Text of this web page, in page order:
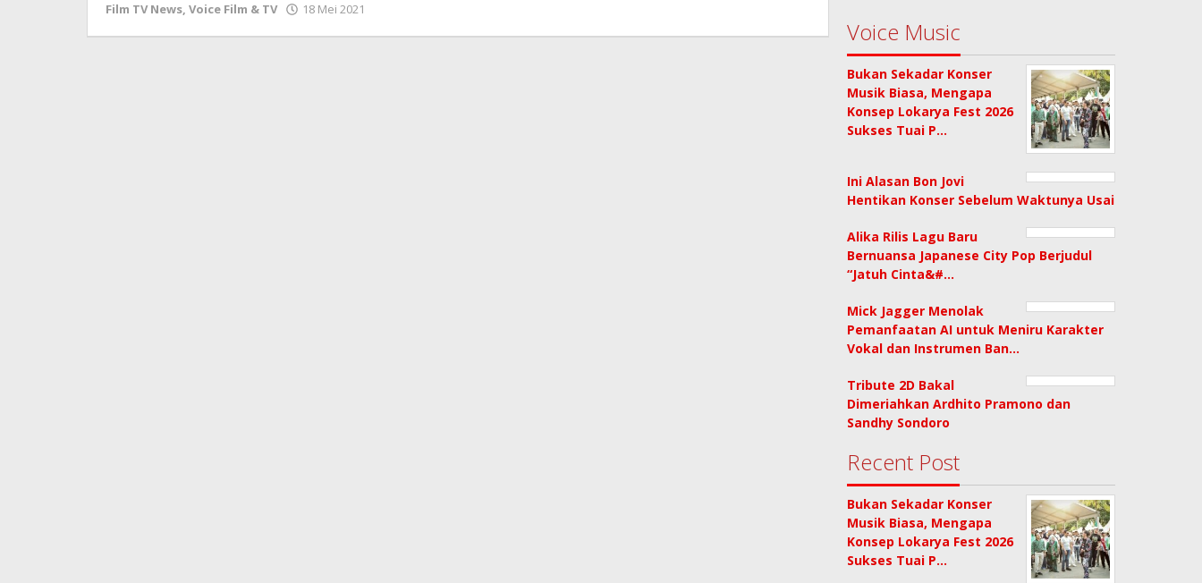
Film TV News, Voice Film & TV 18 Mei 2021
Voice Music
Bukan Sekadar Konser
Musik Biasa, Mengapa
Konsep Lokarya Fest 2026
Sukses Tuai P…
Ini Alasan Bon Jovi
Hentikan Konser Sebelum Waktunya Usai
Alika Rilis Lagu Baru
Bernuansa Japanese City Pop Berjudul
“Jatuh Cinta&#…
Mick Jagger Menolak
Pemanfaatan AI untuk Meniru Karakter
Vokal dan Instrumen Ban…
Tribute 2D Bakal
Dimeriahkan Ardhito Pramono dan
Sandhy Sondoro
Recent Post
Bukan Sekadar Konser
Musik Biasa, Mengapa
Konsep Lokarya Fest 2026
Sukses Tuai P…